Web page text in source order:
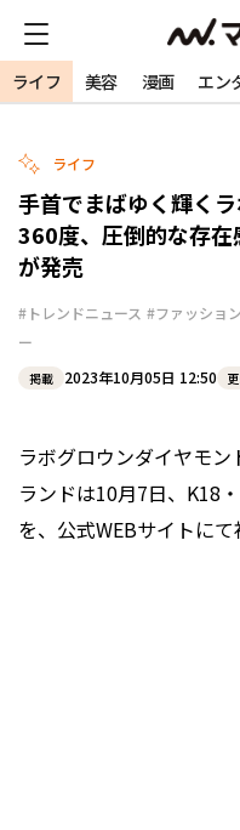
ライフ 美容 漫画 エン
ライフ
手首でまばゆく輝く
360度、圧倒的な存
が発売
#トレンドニュース #ファッション
ー
掲載 2023年10月05日 12:50
ラボグロウンダイヤモ
ランドは10月7日、K18
を、公式WEBサイトにて